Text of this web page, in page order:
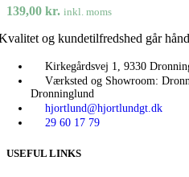
139,00 kr. inkl. moms
og kundetilfredshed går
Kirkegårdsvej 1, 9330
Værksted og Showroom:
Dronninglund
hjortlund@hjortlundgt.dk
29 60 17 79
USEFUL LINKS